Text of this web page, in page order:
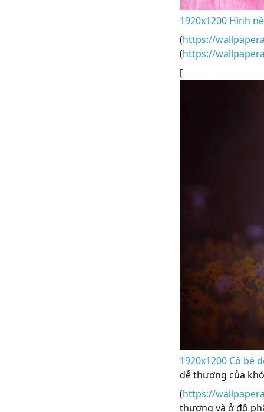
1920x1200 Hình
(https://
(https://
[
1920x1200 Cô bé
dễ thương của
(https://
thương và ở độ